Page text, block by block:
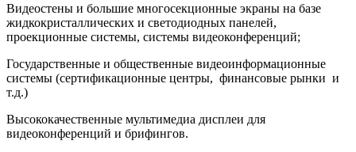
Видеостены и большие многосекционные экраны на базе
жидкокристаллических и светодиодных панелей,
проекционные системы, системы видеоконференций;
Государственные и общественные видеоинформационные
системы (сертификационные центры, финансовые рынки и
т.д.)
Высококачественные мультимедиа дисплеи для
видеоконференций и брифингов.